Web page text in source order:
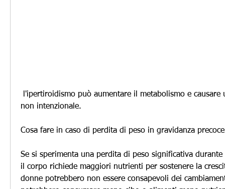
non intenzionale.
Cosa fare in caso di perdita di peso in gravidanza precoce
Se si sperimenta una perdita di peso significativa durante
il corpo richiede maggiori nutrienti per sostenere la
donne potrebbero non essere consapevoli dei